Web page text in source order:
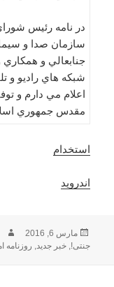
در نامه رئيس
سازمان صدا و
جنابعالي و
شبكه هاي راديو و
اعلام مي دارم و
مقدس جمهوري
استخدام
اندروید
ارسال
شده
مارس 6, 2016
جنتی!,خبر جدید, روزنامه